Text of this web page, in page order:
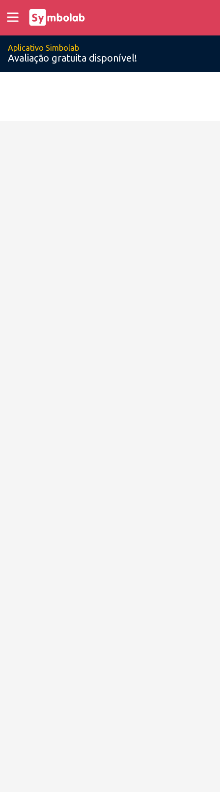
Aplicativo Simbolab
Avaliação gratuita disponível!